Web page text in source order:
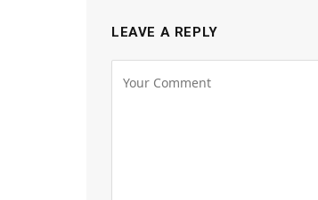
LEAVE A REPLY